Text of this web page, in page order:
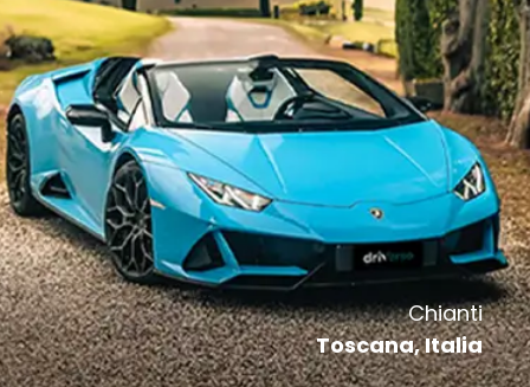
Chianti
Toscana, Italia